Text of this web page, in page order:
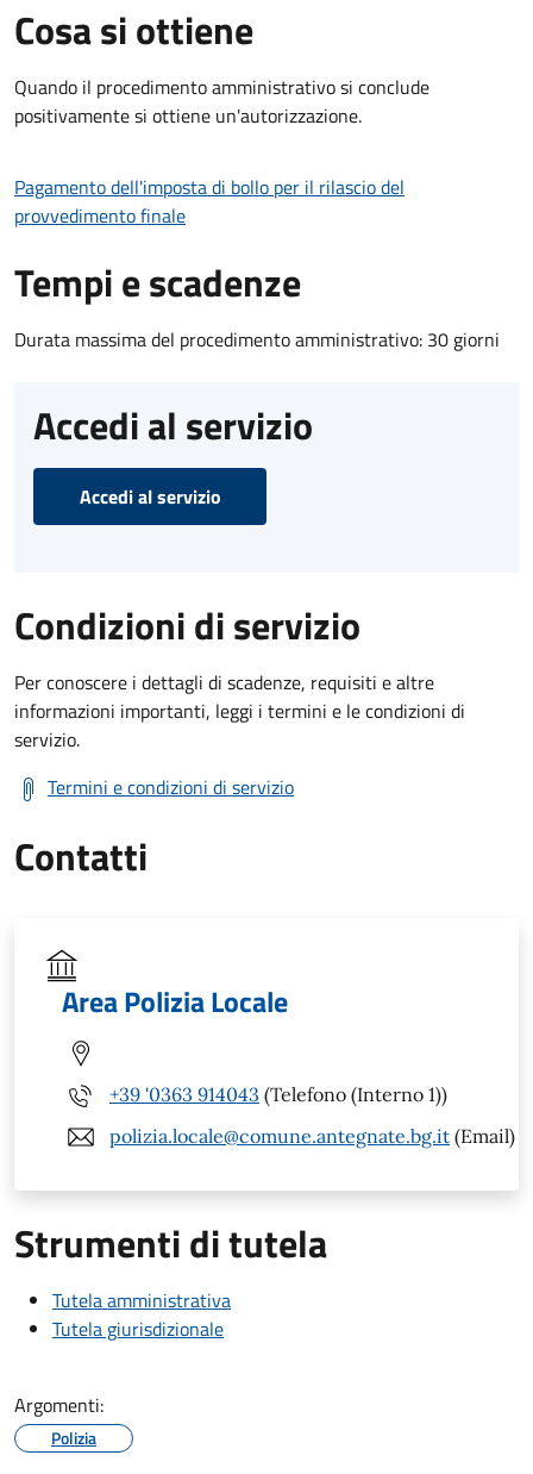
Cosa si ottiene
Quando il procedimento amministrativo si conclude
positivamente si ottiene un'autorizzazione.
Pagamento dell'imposta di bollo per il rilascio del
provvedimento finale
Tempi e scadenze
Durata massima del procedimento amministrativo: 30 giorni
Accedi al servizio
Accedi al servizio
Condizioni di servizio
Per conoscere i dettagli di scadenze, requisiti e altre
informazioni importanti, leggi i termini e le condizioni di
servizio.
Termini e condizioni di servizio
Contatti
Area Polizia Locale
+39 '0363 914043 (Telefono (Interno 1))
polizia.locale@comune.antegnate.bg.it (Email)
Strumenti di tutela
Tutela amministrativa
Tutela giurisdizionale
Argomenti:
Polizia